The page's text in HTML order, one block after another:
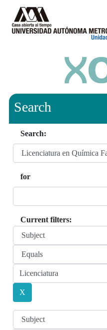
Search
Search:
for
Current filters: